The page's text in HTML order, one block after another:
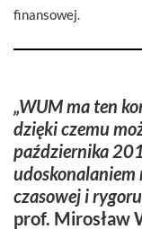
finansowej.
„WUM ma ten
dzięki czemu
października
udoskonalaniem
czasowej i
prof. Mirosław